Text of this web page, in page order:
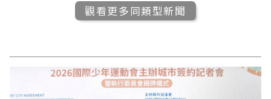
觀看更多同類型新聞